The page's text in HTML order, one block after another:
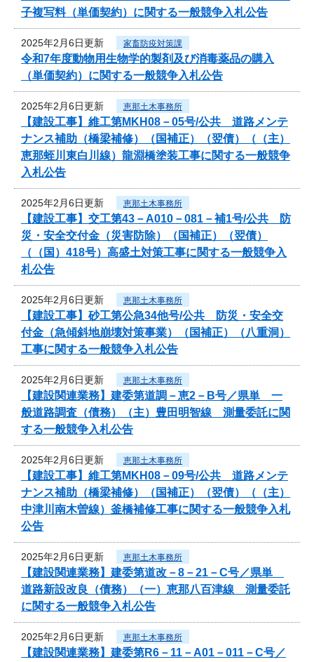
子複写料（単価契約）に関する一般競争入札公告
2025年2月6日更新 家畜防疫対策課
令和7年度動物用生物学的製剤及び消毒薬品の購入
（単価契約）に関する一般競争入札公告
2025年2月6日更新 恵那土木事務所
【建設工事】維工第MKH08－05号/公共 道路メンテ
ナンス補助（橋梁補修）（国補正）（翌債）（（主）
恵那蛭川東白川線）龍淵橋塗装工事に関する一般競争
入札公告
2025年2月6日更新 恵那土木事務所
【建設工事】交工第43－A010－081－補1号/公共 防
災・安全交付金（災害防除）（国補正）（翌債）
（（国）418号）高盛土対策工事に関する一般競争入
札公告
2025年2月6日更新 恵那土木事務所
【建設工事】砂工第公急34他号/公共 防災・安全交
付金（急傾斜地崩壊対策事業）（国補正）（八重洞）
工事に関する一般競争入札公告
2025年2月6日更新 恵那土木事務所
【建設関連業務】建委第道調－恵2－B号／県単 一
般道路調査（債務）（主）豊田明智線 測量委託に関
する一般競争入札公告
2025年2月6日更新 恵那土木事務所
【建設工事】維工第MKH08－09号/公共 道路メンテ
ナンス補助（橋梁補修）（国補正）（翌債）（（主）
中津川南木曽線）釜橋補修工事に関する一般競争入札
公告
2025年2月6日更新 恵那土木事務所
【建設関連業務】建委第道改－8－21－C号／県単
道路新設改良（債務）（一）恵那八百津線 測量委託
に関する一般競争入札公告
2025年2月6日更新 恵那土木事務所
【建設関連業務】建委第R6－11－A01－011－C号／